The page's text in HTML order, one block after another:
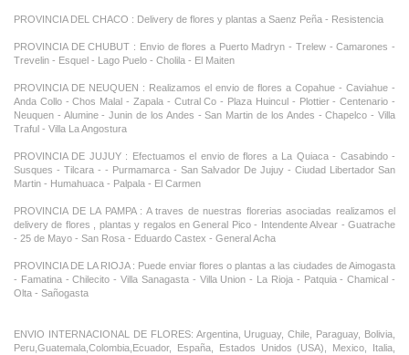
PROVINCIA DEL CHACO : Delivery de flores y plantas a Saenz Peña - Resistencia
PROVINCIA DE CHUBUT : Envio de flores a Puerto Madryn - Trelew - Camarones -
Trevelin - Esquel - Lago Puelo - Cholila - El Maiten
PROVINCIA DE NEUQUEN : Realizamos el envio de flores a Copahue - Caviahue -
Anda Collo - Chos Malal - Zapala - Cutral Co - Plaza Huincul - Plottier - Centenario -
Neuquen - Alumine - Junin de los Andes - San Martin de los Andes - Chapelco - Villa
Traful - Villa La Angostura
PROVINCIA DE JUJUY : Efectuamos el envio de flores a La Quiaca - Casabindo -
Susques - Tilcara - - Purmamarca - San Salvador De Jujuy - Ciudad Libertador San
Martin - Humahuaca - Palpala - El Carmen
PROVINCIA DE LA PAMPA : A traves de nuestras florerias asociadas realizamos el
delivery de flores , plantas y regalos en General Pico - Intendente Alvear - Guatrache
- 25 de Mayo - San Rosa - Eduardo Castex - General Acha
PROVINCIA DE LA RIOJA : Puede enviar flores o plantas a las ciudades de Aimogasta
- Famatina - Chilecito - Villa Sanagasta - Villa Union - La Rioja - Patquia - Chamical -
Olta - Sañogasta
ENVIO INTERNACIONAL DE FLORES: Argentina, Uruguay, Chile, Paraguay, Bolivia,
Peru,Guatemala,Colombia,Ecuador, España, Estados Unidos (USA), Mexico, Italia,